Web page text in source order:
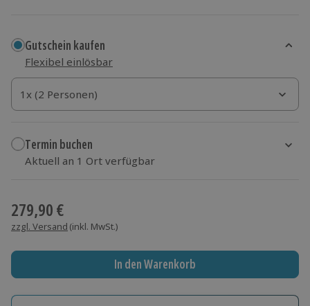
Gutschein kaufen
Flexibel einlösbar
1x (2 Personen)
1x (2 Personen)
1x (2 Personen)
Termin buchen
Aktuell an 1 Ort verfügbar
279,90 €
zzgl. Versand (inkl. MwSt.)
In den Warenkorb